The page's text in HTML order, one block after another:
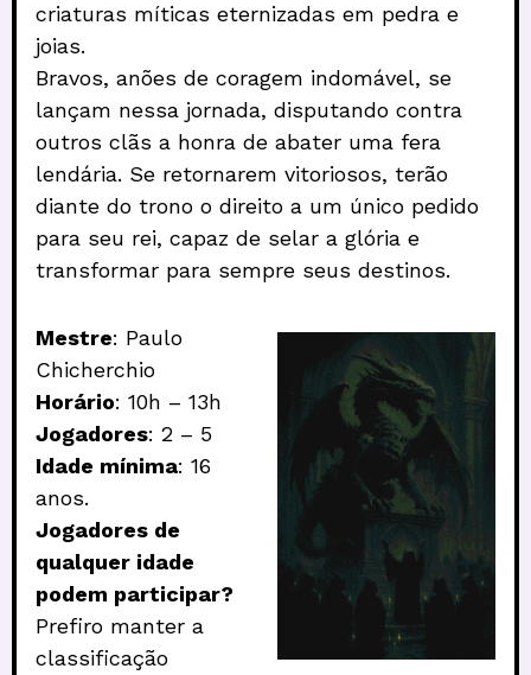
criaturas míticas eternizadas em pedra e
joias.
Bravos, anões de coragem indomável, se
lançam nessa jornada, disputando contra
outros clãs a honra de abater uma fera
lendária. Se retornarem vitoriosos, terão
diante do trono o direito a um único pedido
para seu rei, capaz de selar a glória e
transformar para sempre seus destinos.
Mestre: Paulo
Chicherchio
Horário: 10h – 13h
Jogadores: 2 – 5
Idade mínima: 16
anos.
Jogadores de
qualquer idade
podem participar?
Prefiro manter a
classificação